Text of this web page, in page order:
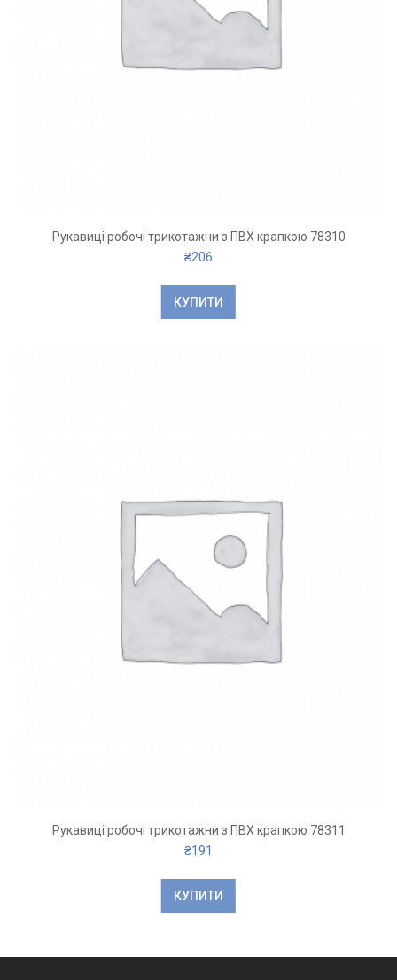
Рукавиці робочі трикотажни з ПВХ крапкою 78310
₴206
КУПИТИ
Рукавиці робочі трикотажни з ПВХ крапкою 78311
₴191
КУПИТИ